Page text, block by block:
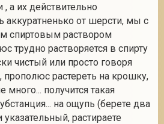
а их действительно
аккуратненько от шерсти, мы с
спиртовым раствором
трудно растворяется в спирту
чистый или просто говоря
прополюс растереть на крошку,
много... получится такая
на ощупь (берете два
растираете